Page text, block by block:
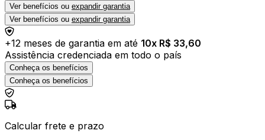
Ver benefícios ou expandir garantia
Ver benefícios ou expandir garantia
+12 meses de garantia em até 10x R$ 33,60
Assistência credenciada em todo o país
Conheça os benefícios
Conheça os benefícios
Calcular frete e prazo